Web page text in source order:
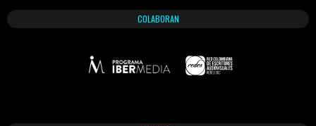
COLABORAN